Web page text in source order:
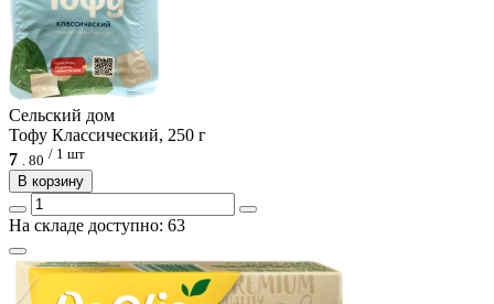
Сельский дом
Тофу Классический, 250 г
7 . 80 / 1 шт
В корзину
На складе доступно: 63